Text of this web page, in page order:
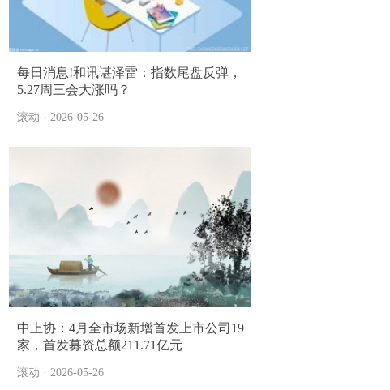
每日消息!和讯谌泽雷：指数尾盘反弹，
5.27周三会大涨吗？
滚动 · 2026-05-26
中上协：4月全市场新增首发上市公司19
家，首发募资总额211.71亿元
滚动 · 2026-05-26